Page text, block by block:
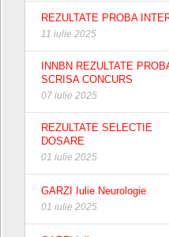
REZULTATE PROBA
11 iulie 2025
INNBN REZULTATE
SCRISA CONCURS
07 iulie 2025
REZULTATE SELECTIE
DOSARE
01 iulie 2025
GARZI Iulie Neurologie
01 iulie 2025